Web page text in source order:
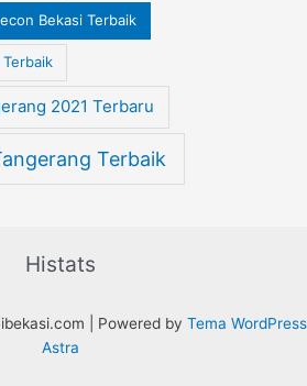
Bekasi Terbaik
2021 Terbaru
Terbaik
Histats
| Powered by Tema WordPress
Astra